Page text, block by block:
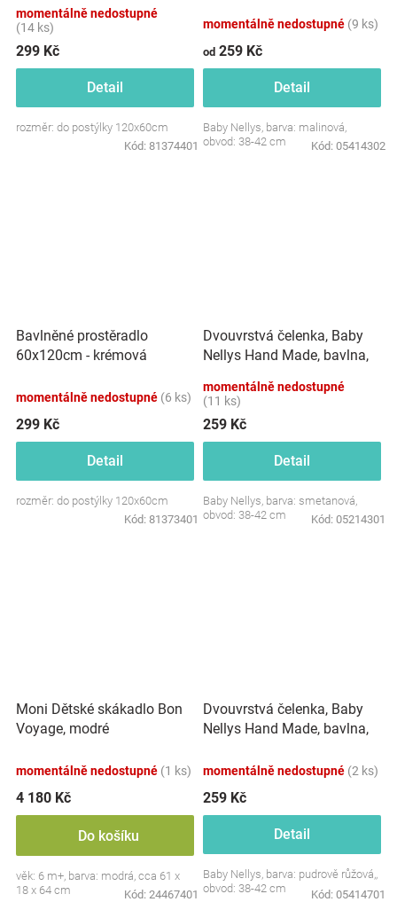
momentálně nedostupné
(14 ks)
299 Kč
Detail
rozměr: do postýlky 120x60cm
Kód: 81374401
momentálně nedostupné (9 ks)
od 259 Kč
Detail
Baby Nellys, barva: malinová,
obvod: 38-42 cm
Kód: 05414302
Bavlněné prostěradlo
60x120cm - krémová
momentálně nedostupné (6 ks)
299 Kč
Detail
rozměr: do postýlky 120x60cm
Kód: 81373401
Dvouvrstvá čelenka, Baby
Nellys Hand Made, bavlna,
80/98
momentálně nedostupné
(11 ks)
259 Kč
Detail
Baby Nellys, barva: smetanová,
obvod: 38-42 cm
Kód: 05214301
Moni Dětské skákadlo Bon
Voyage, modré
momentálně nedostupné (1 ks)
4 180 Kč
Do košíku
věk: 6 m+, barva: modrá, cca 61 x
18 x 64 cm
Kód: 24467401
Dvouvrstvá čelenka, Baby
Nellys Hand Made, bavlna,
růžová, 80/98
momentálně nedostupné (2 ks)
259 Kč
Detail
Baby Nellys, barva: pudrově růžová,,
obvod: 38-42 cm
Kód: 05414701